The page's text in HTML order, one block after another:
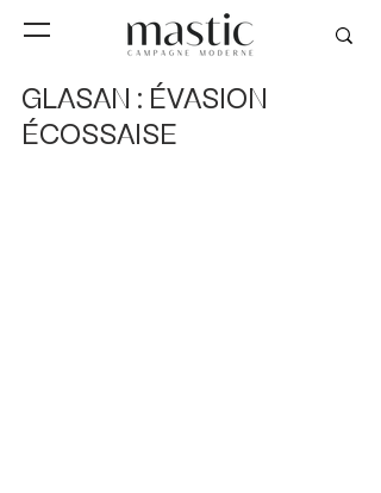
GLASAN : ÉVASION
ÉCOSSAISE